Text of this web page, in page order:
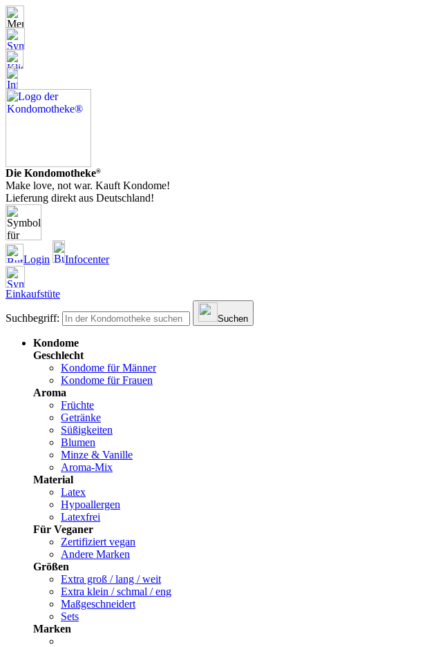
Die Kondomotheke®
Make love, not war. Kauft Kondome!
Lieferung direkt aus Deutschland!
Login Infocenter
Einkaufstüte
Suchbegriff: Suchen
Kondome
Geschlecht
Kondome für Männer
Kondome für Frauen
Aroma
Früchte
Getränke
Süßigkeiten
Blumen
Minze & Vanille
Aroma-Mix
Material
Latex
Hypoallergen
Latexfrei
Für Veganer
Zertifiziert vegan
Andere Marken
Größen
Extra groß / lang / weit
Extra klein / schmal / eng
Maßgeschneidert
Sets
Marken